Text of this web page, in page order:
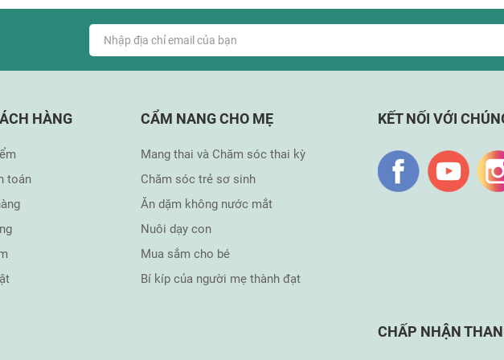
HÀNG
toán
CẨM NANG CHO MẸ
Mang thai và Chăm sóc thai kỳ
Chăm sóc trẻ sơ sinh
Ăn dặm không nước mắt
Nuôi dạy con
Mua sắm cho bé
Bí kíp của người mẹ thành đạt
KẾT NỐI VỚI
CHẤP NHẬN